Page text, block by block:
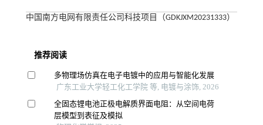
中国南方电网有限责任公司科技项目（GDKJXM20231333）